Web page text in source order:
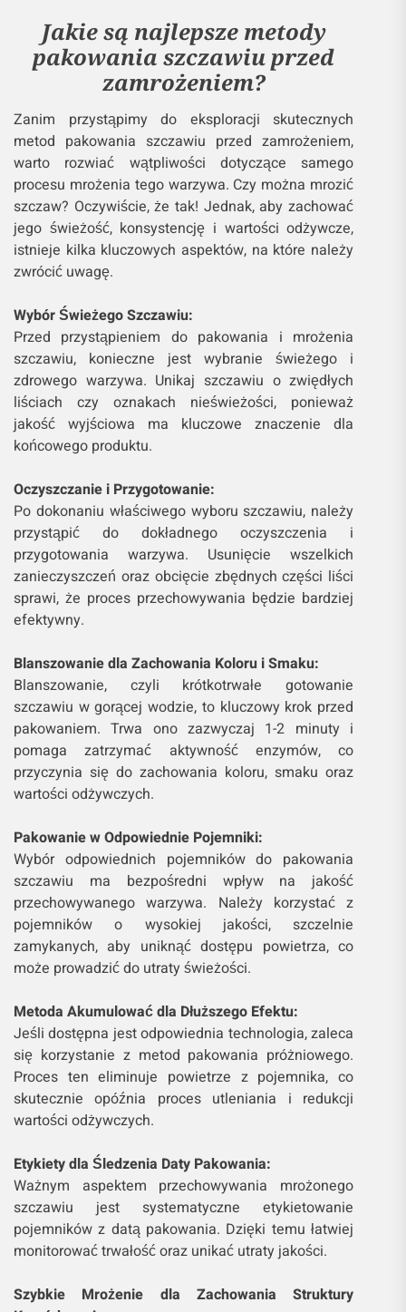
Jakie są najlepsze metody
pakowania szczawiu przed
zamrożeniem?
Zanim przystąpimy do eksploracji skutecznych
metod pakowania szczawiu przed zamrożeniem,
warto rozwiać wątpliwości dotyczące samego
procesu mrożenia tego warzywa. Czy można mrozić
szczaw? Oczywiście, że tak! Jednak, aby zachować
jego świeżość, konsystencję i wartości odżywcze,
istnieje kilka kluczowych aspektów, na które należy
zwrócić uwagę.
Wybór Świeżego Szczawiu:
Przed przystąpieniem do pakowania i mrożenia
szczawiu, konieczne jest wybranie świeżego i
zdrowego warzywa. Unikaj szczawiu o zwiędłych
liściach czy oznakach nieświeżości, ponieważ
jakość wyjściowa ma kluczowe znaczenie dla
końcowego produktu.
Oczyszczanie i Przygotowanie:
Po dokonaniu właściwego wyboru szczawiu, należy
przystąpić do dokładnego oczyszczenia i
przygotowania warzywa. Usunięcie wszelkich
zanieczyszczeń oraz obcięcie zbędnych części liści
sprawi, że proces przechowywania będzie bardziej
efektywny.
Blanszowanie dla Zachowania Koloru i Smaku:
Blanszowanie, czyli krótkotrwałe gotowanie
szczawiu w gorącej wodzie, to kluczowy krok przed
pakowaniem. Trwa ono zazwyczaj 1-2 minuty i
pomaga zatrzymać aktywność enzymów, co
przyczynia się do zachowania koloru, smaku oraz
wartości odżywczych.
Pakowanie w Odpowiednie Pojemniki:
Wybór odpowiednich pojemników do pakowania
szczawiu ma bezpośredni wpływ na jakość
przechowywanego warzywa. Należy korzystać z
pojemników o wysokiej jakości, szczelnie
zamykanych, aby uniknąć dostępu powietrza, co
może prowadzić do utraty świeżości.
Metoda Akumulować dla Dłuższego Efektu:
Jeśli dostępna jest odpowiednia technologia, zaleca
się korzystanie z metod pakowania próżniowego.
Proces ten eliminuje powietrze z pojemnika, co
skutecznie opóźnia proces utleniania i redukcji
wartości odżywczych.
Etykiety dla Śledzenia Daty Pakowania:
Ważnym aspektem przechowywania mrożonego
szczawiu jest systematyczne etykietowanie
pojemników z datą pakowania. Dzięki temu łatwiej
monitorować trwałość oraz unikać utraty jakości.
Szybkie Mrożenie dla Zachowania Struktury